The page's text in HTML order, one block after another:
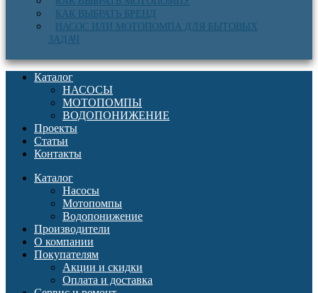
КАК ВЫБРАТЬ БРЕНД
НАСОС ИЛИ МОТОПОМПА ДЛЯ БЫТОВЫХ
ЗАДАЧ
Каталог
НАСОСЫ
МОТОПОМПЫ
ВОДОПОНИЖЕНИЕ
Проекты
Статьи
Контакты
Каталог
Насосы
Мотопомпы
Водопонижение
Производители
О компании
Покупателям
Акции и скидки
Оплата и доставка